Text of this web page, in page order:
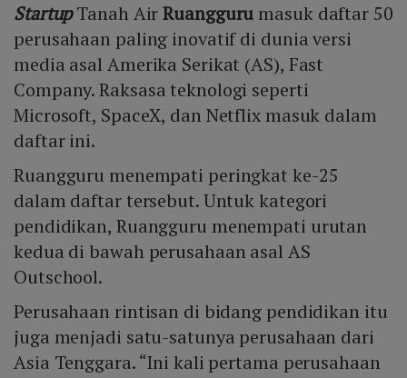
Startup Tanah AirRuangguru masuk daftar 50
perusahaan paling inovatif di dunia versi
media asal Amerika Serikat (AS), Fast
Company. Raksasa teknologi seperti
Microsoft, SpaceX, dan Netflix masuk dalam
daftar ini.
Ruangguru menempati peringkat ke-25
dalam daftar tersebut. Untuk kategori
pendidikan, Ruangguru menempati urutan
kedua di bawah perusahaan asal AS
Outschool.
Perusahaan rintisan di bidang pendidikan itu
juga menjadi satu-satunya perusahaan dari
Asia Tenggara. “Ini kali pertama perusahaan